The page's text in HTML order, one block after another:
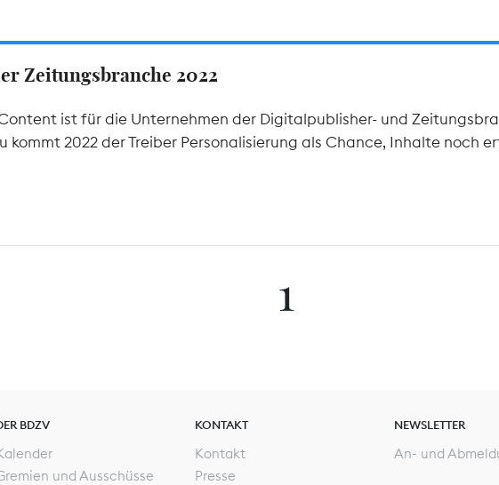
Zeitungsbranche 2022
ist für die Unternehmen der Digitalpublisher- und
kommt 2022 der Treiber Personalisierung als Chance, Inhalte noch
1
BDZV
und Ausschüsse
KONTAKT
Kontakt
Presse
NEWSLETTER
An- und